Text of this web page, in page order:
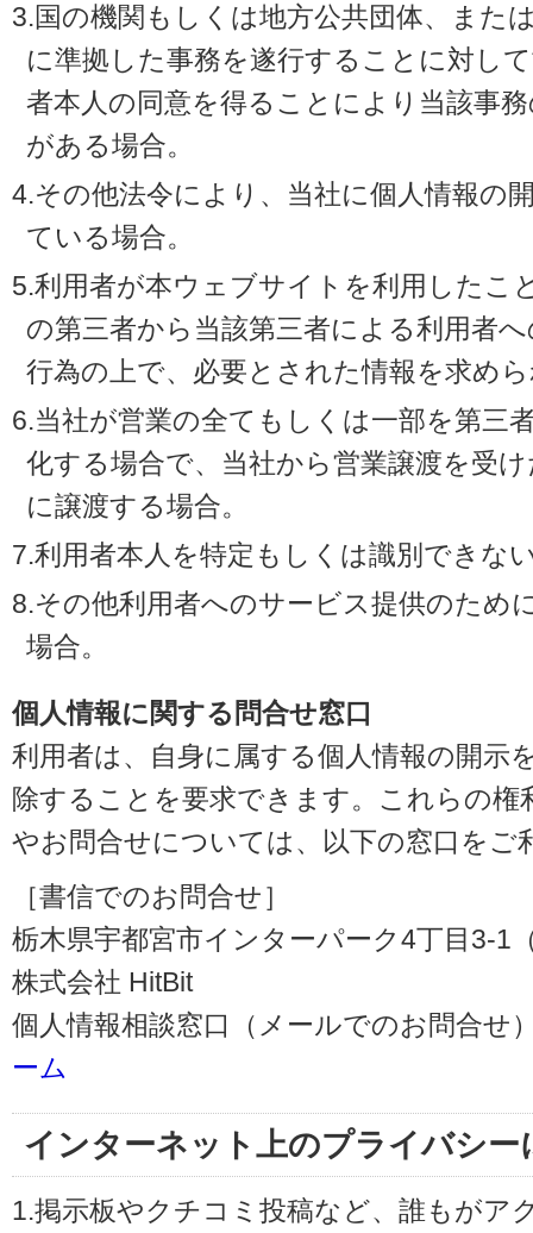
3.国の機関もしくは地方公共団体、また
に準拠した事務を遂行することに対し
者本人の同意を得ることにより当該事
がある場合。
4.その他法令により、当社に個人情報の
ている場合。
5.利用者が本ウェブサイトを利用したこ
の第三者から当該第三者による利用者
行為の上で、必要とされた情報を求め
6.当社が営業の全てもしくは一部を第三
化する場合で、当社から営業譲渡を受
に譲渡する場合。
7.利用者本人を特定もしくは識別できな
8.その他利用者へのサービス提供のため
場合。
個人情報に関する問合せ窓口
利用者は、自身に属する個人情報の開示
除することを要求できます。これらの権
やお問合せについては、以下の窓口をご
［書信でのお問合せ］
栃木県宇都宮市インターパーク4丁目3-1
株式会社 HitBit
個人情報相談窓口（メールでのお問合せ
ーム
インターネット上のプライバシー
1.掲示板やクチコミ投稿など、誰もがア